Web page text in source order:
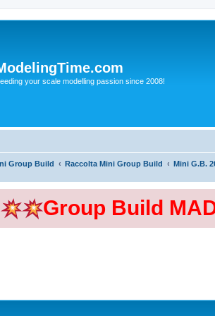
your scale modelling passion since 2008!
Group Build Raccolta Mini Group Build Mini G.B.
Group Build